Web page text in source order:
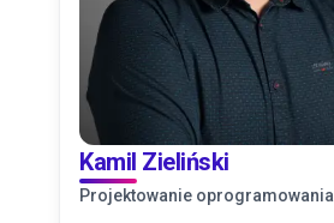
Kamil Zieliński
Projektowanie oprogramowania